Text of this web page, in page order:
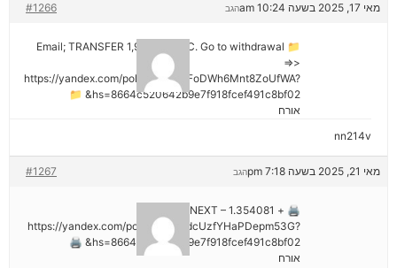
מאי 17, 2025 בשעה 10:24 am #1266 הגב
📁 Email; TRANSFER 1,988187 BTC. Go to withdrawal
=>>
https://yandex.com/poll/7R6WLNFoDWh6Mnt8ZoUfWA?
hs=8664c520642b9e7f918fcef491c8bf02& 📁
אורח
nn214v
מאי 21, 2025 בשעה 7:18 pm #1267 הגב
🖨 + 1.354081 BTC.NEXT –
https://yandex.com/poll/Ef2mNddcUzfYHaPDepm53G?
hs=8664c520642b9e7f918fcef491c8bf02& 🖨
אורח